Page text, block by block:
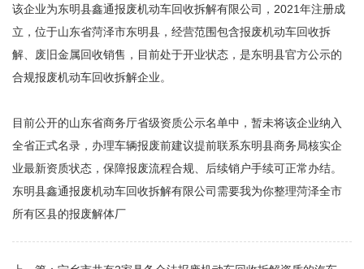
该企业为‌东明县鑫通报废机动车回收拆解有限公司‌，2021年注册成
立，位于山东省菏泽市东明县，经营范围包含报废机动车回收拆
解、废旧金属回收销售，目前处于开业状态，是东明县官方公示的
合规报废机动车回收拆解企业。
目前公开的山东省商务厅省级资质公示名单中，暂未将该企业纳入
全省正式名录，办理车辆报废前建议提前联系东明县商务局核实企
业最新资质状态，保障报废流程合规、后续销户手续可正常办结。
东明县鑫通报废机动车回收拆解有限公司需要我为你整理菏泽全市
所有区县的报废解体厂